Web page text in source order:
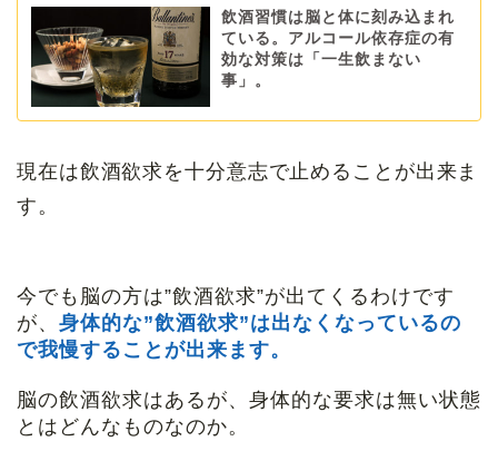
飲酒習慣は脳と体に刻み込まれ
ている。アルコール依存症の有
効な対策は「一生飲まない
事」。
現在は飲酒欲求を十分意志で止めることが出来ま
す。
今でも脳の方は”飲酒欲求”が出てくるわけです
が、 身体的な”飲酒欲求”は出なくなっているの
で我慢することが出来ます。
脳の飲酒欲求はあるが、身体的な要求は無い状態
とはどんなものなのか。